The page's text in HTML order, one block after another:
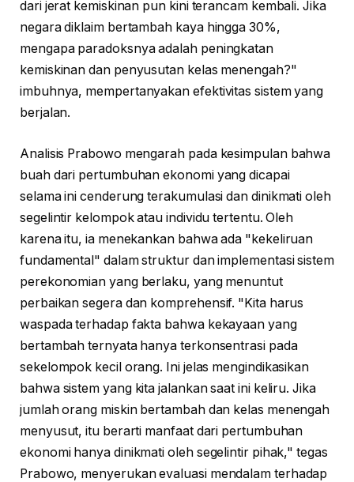
dari jerat kemiskinan pun kini terancam kembali. Jika
negara diklaim bertambah kaya hingga 30%,
mengapa paradoksnya adalah peningkatan
kemiskinan dan penyusutan kelas menengah?"
imbuhnya, mempertanyakan efektivitas sistem yang
berjalan.
Analisis Prabowo mengarah pada kesimpulan bahwa
buah dari pertumbuhan ekonomi yang dicapai
selama ini cenderung terakumulasi dan dinikmati oleh
segelintir kelompok atau individu tertentu. Oleh
karena itu, ia menekankan bahwa ada "kekeliruan
fundamental" dalam struktur dan implementasi sistem
perekonomian yang berlaku, yang menuntut
perbaikan segera dan komprehensif. "Kita harus
waspada terhadap fakta bahwa kekayaan yang
bertambah ternyata hanya terkonsentrasi pada
sekelompok kecil orang. Ini jelas mengindikasikan
bahwa sistem yang kita jalankan saat ini keliru. Jika
jumlah orang miskin bertambah dan kelas menengah
menyusut, itu berarti manfaat dari pertumbuhan
ekonomi hanya dinikmati oleh segelintir pihak," tegas
Prabowo, menyerukan evaluasi mendalam terhadap